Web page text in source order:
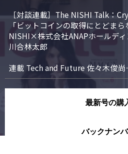
［対談連載］The NISHI Talk：
「ビットコインの取得にとどま
NISHI×株式会社ANAPホールデ
川合林太郎
連載 Tech and Future 佐々木俊
最新号の購
バックナン